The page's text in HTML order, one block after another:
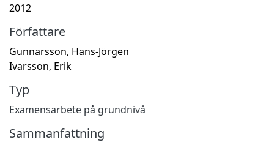
2012
Författare
Gunnarsson, Hans-Jörgen
Ivarsson, Erik
Typ
Examensarbete på grundnivå
Sammanfattning